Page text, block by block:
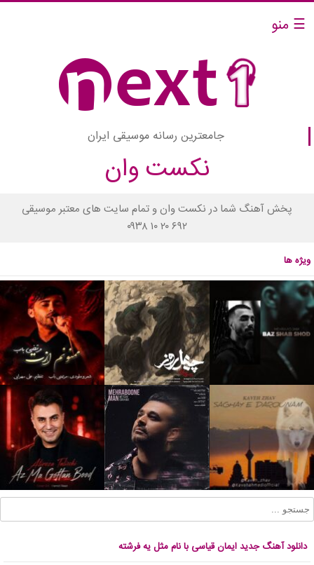
☰ منو
جامعترین رسانه موسیقی ایران
نکست وان
پخش آهنگ شما در نکست وان و تمام سایت های معتبر موسیقی
۰۹۳۸ ۱۰ ۲۰ ۶۹۲
ویژه ها
دانلود آهنگ جدید ایمان قیاسی با نام مثل یه فرشته